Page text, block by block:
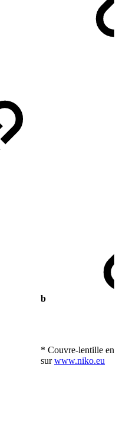
b
* Couvre-lentille en
surwww.niko.eu